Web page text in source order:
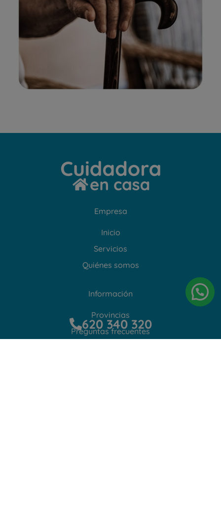
Empresa
Inicio
Servicios
Quiénes somos
Información
Provincias
Preguntas frecuentes
620 340 320